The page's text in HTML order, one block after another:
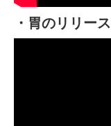
・胃のリリース